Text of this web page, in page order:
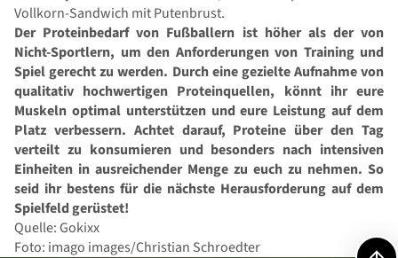
Vollkorn-Sandwich mit Putenbrust.
Der Proteinbedarf von Fußballern ist höher als der von
Nicht-Sportlern, um den Anforderungen von Training und
Spiel gerecht zu werden. Durch eine gezielte Aufnahme von
qualitativ hochwertigen Proteinquellen, könnt ihr eure
Muskeln optimal unterstützen und eure Leistung auf dem
Platz verbessern. Achtet darauf, Proteine über den Tag
verteilt zu konsumieren und besonders nach intensiven
Einheiten in ausreichender Menge zu euch zu nehmen. So
seid ihr bestens für die nächste Herausforderung auf dem
Spielfeld gerüstet!
Quelle: Gokixx
Foto: imago images/Christian Schroedter